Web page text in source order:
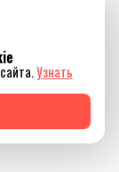
Узнать